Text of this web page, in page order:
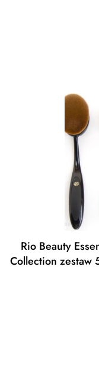
Rio Beauty
Collection zestaw